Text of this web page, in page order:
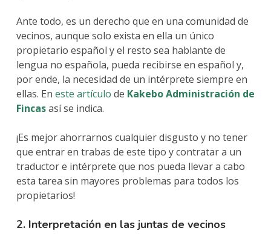
Ante todo, es un derecho que en una comunidad de
vecinos, aunque solo exista en ella un único
propietario español y el resto sea hablante de
lengua no española, pueda recibirse en español y,
por ende, la necesidad de un intérprete siempre en
ellas. En este artículo de Kakebo Administración de
Fincasasí se indica.
¡Es mejor ahorrarnos cualquier disgusto y no tener
que entrar en trabas de este tipo y contratar a un
traductor e intérprete que nos pueda llevar a cabo
esta tarea sin mayores problemas para todos los
propietarios!
2. Interpretación en las juntas de vecinos